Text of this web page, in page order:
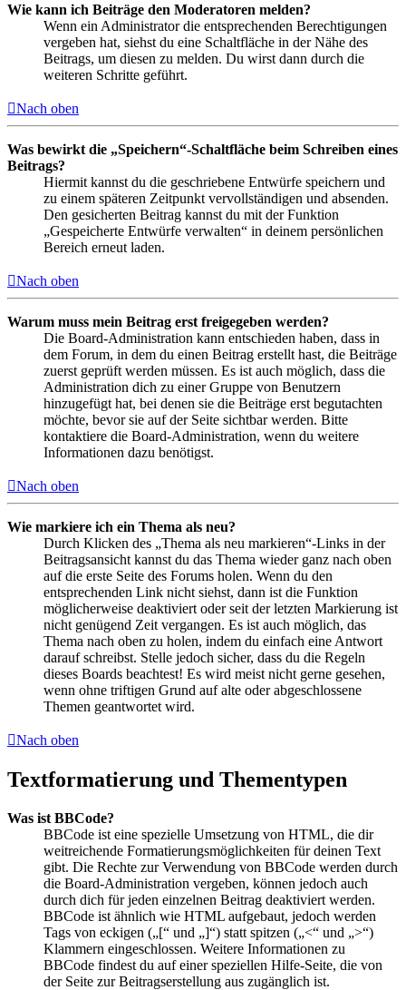
Wie kann ich Beiträge den Moderatoren melden?
Wenn ein Administrator die entsprechenden Berechtigungen
vergeben hat, siehst du eine Schaltfläche in der Nähe des
Beitrags, um diesen zu melden. Du wirst dann durch die
weiteren Schritte geführt.
Nach oben
Was bewirkt die „Speichern“-Schaltfläche beim Schreiben eines
Beitrags?
Hiermit kannst du die geschriebene Entwürfe speichern und
zu einem späteren Zeitpunkt vervollständigen und absenden.
Den gesicherten Beitrag kannst du mit der Funktion
„Gespeicherte Entwürfe verwalten“ in deinem persönlichen
Bereich erneut laden.
Nach oben
Warum muss mein Beitrag erst freigegeben werden?
Die Board-Administration kann entschieden haben, dass in
dem Forum, in dem du einen Beitrag erstellt hast, die Beiträge
zuerst geprüft werden müssen. Es ist auch möglich, dass die
Administration dich zu einer Gruppe von Benutzern
hinzugefügt hat, bei denen sie die Beiträge erst begutachten
möchte, bevor sie auf der Seite sichtbar werden. Bitte
kontaktiere die Board-Administration, wenn du weitere
Informationen dazu benötigst.
Nach oben
Wie markiere ich ein Thema als neu?
Durch Klicken des „Thema als neu markieren“-Links in der
Beitragsansicht kannst du das Thema wieder ganz nach oben
auf die erste Seite des Forums holen. Wenn du den
entsprechenden Link nicht siehst, dann ist die Funktion
möglicherweise deaktiviert oder seit der letzten Markierung ist
nicht genügend Zeit vergangen. Es ist auch möglich, das
Thema nach oben zu holen, indem du einfach eine Antwort
darauf schreibst. Stelle jedoch sicher, dass du die Regeln
dieses Boards beachtest! Es wird meist nicht gerne gesehen,
wenn ohne triftigen Grund auf alte oder abgeschlossene
Themen geantwortet wird.
Nach oben
Textformatierung und Thementypen
Was ist BBCode?
BBCode ist eine spezielle Umsetzung von HTML, die dir
weitreichende Formatierungsmöglichkeiten für deinen Text
gibt. Die Rechte zur Verwendung von BBCode werden durch
die Board-Administration vergeben, können jedoch auch
durch dich für jeden einzelnen Beitrag deaktiviert werden.
BBCode ist ähnlich wie HTML aufgebaut, jedoch werden
Tags von eckigen („[“ und „]“) statt spitzen („<“ und „>“)
Klammern eingeschlossen. Weitere Informationen zu
BBCode findest du auf einer speziellen Hilfe-Seite, die von
der Seite zur Beitragserstellung aus zugänglich ist.